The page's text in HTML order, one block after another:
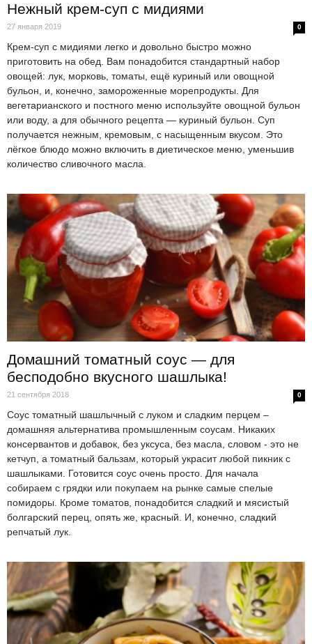
Нежный крем-суп с мидиями
27 января 2019 0
Крем-суп с мидиями легко и довольно быстро можно
приготовить на обед. Вам понадобится стандартный набор
овощей: лук, морковь, томаты, ещё куриный или овощной
бульон, и, конечно, замороженные морепродукты. Для
вегетарианского и постного меню используйте овощной бульон
или воду, а для обычного рецепта — куриный бульон. Суп
получается нежным, кремовым, с насыщенным вкусом. Это
лёгкое блюдо можно включить в диетическое меню, уменьшив
количество сливочного масла.
Домашний томатный соус — для
бесподобно вкусного шашлыка!
21 сентября 2018 0
Соус томатный шашлычный с луком и сладким перцем –
домашняя альтернатива промышленным соусам. Никаких
консервантов и добавок, без уксуса, без масла, словом - это не
кетчуп, а томатный бальзам, который украсит любой пикник с
шашлыками. Готовится соус очень просто. Для начала
собираем с грядки или покупаем на рынке самые спелые
помидоры. Кроме томатов, понадобится сладкий и мясистый
болгарский перец, опять же, красный. И, конечно, сладкий
репчатый лук.